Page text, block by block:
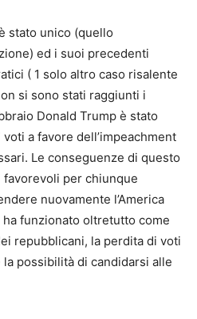
stato unico (quello
ed i suoi precedenti
( 1 solo altro caso risalente
si sono stati raggiunti i
Donald Trump è stato
a favore dell’impeachment
Le conseguenze di questo
per chiunque
nuovamente l’America
ha funzionato oltretutto come
repubblicani, la perdita di voti
possibilità di candidarsi alle